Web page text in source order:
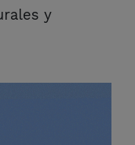
y